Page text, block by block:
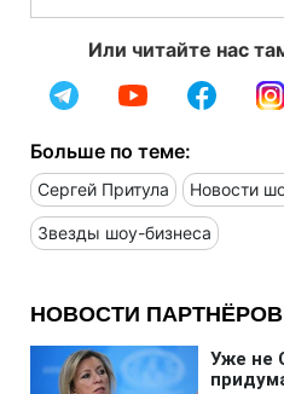
Или читайте нас
Больше по теме:
Сергей Притула Новости
Звезды шоу-бизнеса